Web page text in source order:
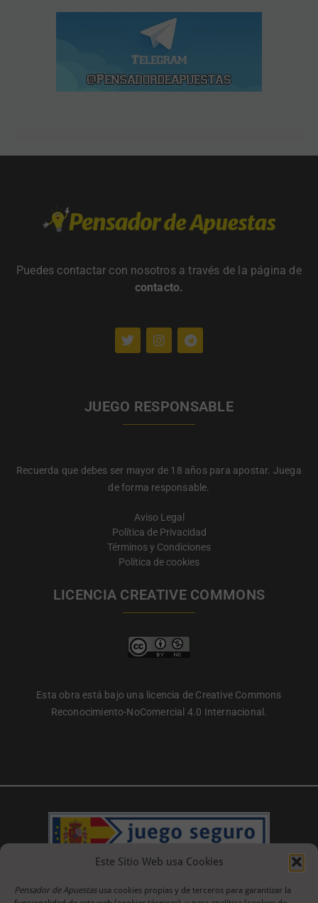
Este Sitio Web usa Cookies
Pensador de Apuestas usa cookies propias y de terceros para garantizar la
Puedes contactar con nosotros a través de la página de
contacto.
JUEGO RESPONSABLE
Recuerda que debes ser mayor de 18 años para apostar. Juega
de forma responsable.
Aviso Legal
Política de Privacidad
Términos y Condiciones
Política de cookies
LICENCIA CREATIVE COMMONS
Esta obra está bajo una licencia de Creative Commons
Reconocimiento-NoComercial 4.0 Internacional.